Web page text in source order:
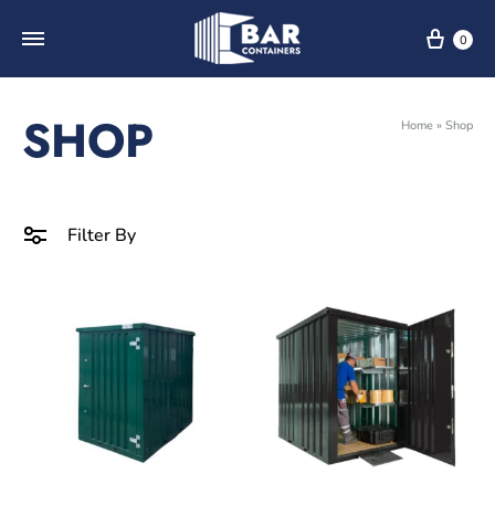
0
SHOP Home » Shop
Filter By